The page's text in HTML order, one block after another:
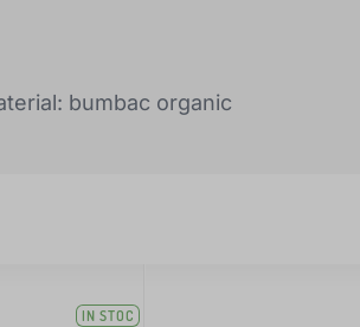
bumbac organic
IN STOC